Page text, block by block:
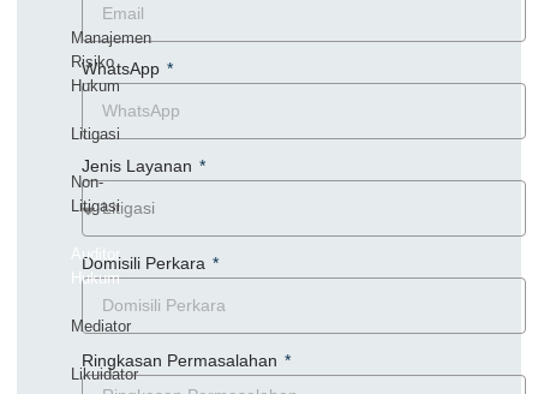
Manajemen
Risiko
Hukum
Litigasi
Non-
Litigasi
Auditor
Hukum
Mediator
Likuidator
WhatsApp
Jenis Layanan
Domisili Perkara
Ringkasan Permasalahan